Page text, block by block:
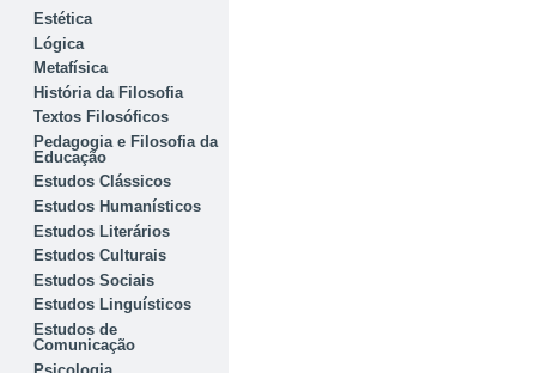
Estética
Lógica
Metafísica
História da Filosofia
Textos Filosóficos
Pedagogia e Filosofia da
Educação
Estudos Clássicos
Estudos Humanísticos
Estudos Literários
Estudos Culturais
Estudos Sociais
Estudos Linguísticos
Estudos de
Comunicação